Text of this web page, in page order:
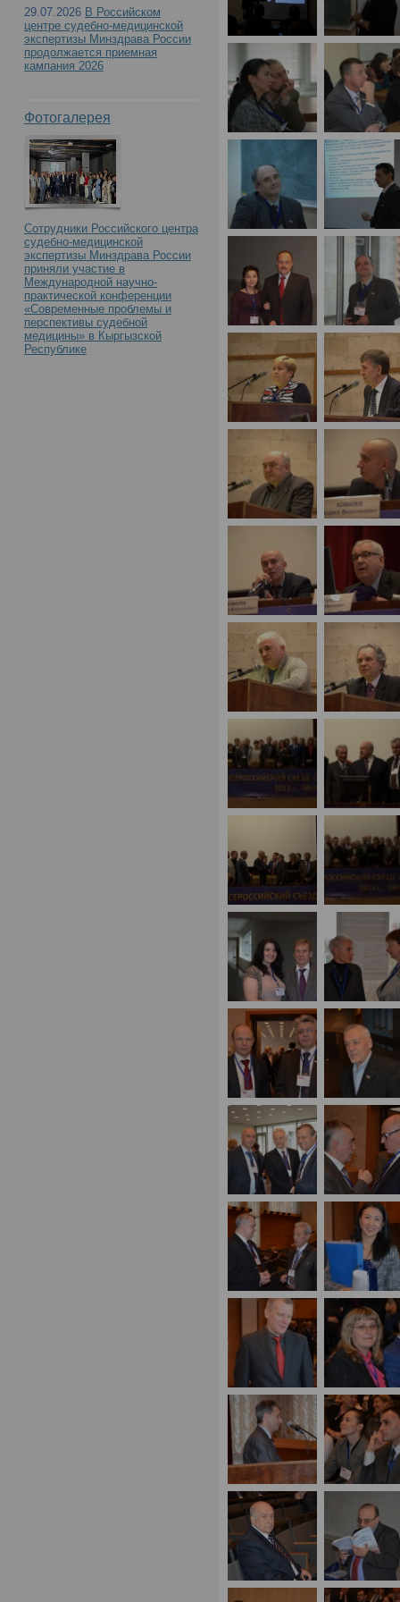
29.07.2026 В Российском
центре судебно-медицинской
экспертизы Минздрава России
продолжается приемная
кампания 2026
Фотогалерея
Сотрудники Российского центра
судебно-медицинской
экспертизы Минздрава России
приняли участие в
Международной научно-
практической конференции
«Современные проблемы и
перспективы судебной
медицины» в Кыргызской
Республике